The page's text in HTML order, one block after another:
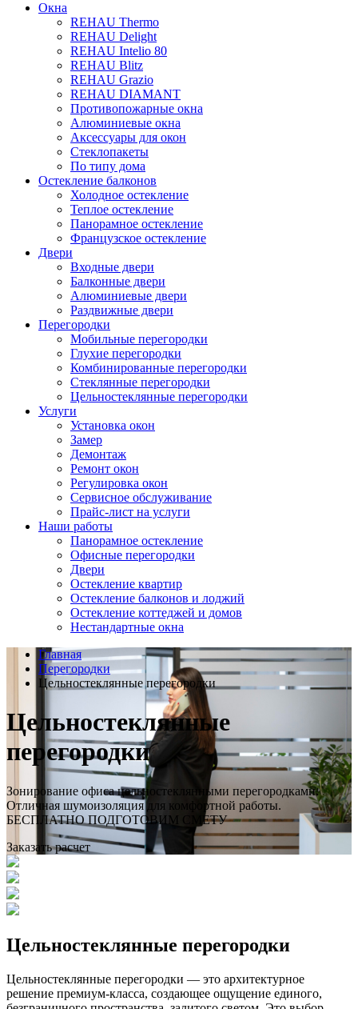
Окна
REHAU Thermo
REHAU Delight
REHAU Intelio 80
REHAU Blitz
REHAU Grazio
REHAU DIAMANT
Противопожарные окна
Алюминиевые окна
Аксессуары для окон
Стеклопакеты
По типу дома
Остекление балконов
Холодное остекление
Теплое остекление
Панорамное остекление
Французское остекление
Двери
Входные двери
Балконные двери
Алюминиевые двери
Раздвижные двери
Перегородки
Мобильные перегородки
Глухие перегородки
Комбинированные перегородки
Стеклянные перегородки
Цельностеклянные перегородки
Услуги
Установка окон
Замер
Демонтаж
Ремонт окон
Регулировка окон
Сервисное обслуживание
Прайс-лист на услуги
Наши работы
Панорамное остекление
Офисные перегородки
Двери
Остекление квартир
Остекление балконов и лоджий
Остекление коттеджей и домов
Нестандартные окна
Главная
Перегородки
Цельностеклянные перегородки
Цельностеклянные
перегородки
Зонирование офиса цельностеклянными перегородками.
Отличная шумоизоляция для комфортной работы.
БЕСПЛАТНО ПОДГОТОВИМ СМЕТУ
Заказать расчет
Цельностеклянные перегородки
Цельностеклянные перегородки — это архитектурное
решение премиум-класса, создающее ощущение единого,